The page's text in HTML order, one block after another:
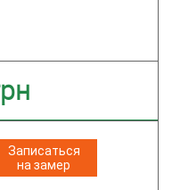
Записаться
на замер